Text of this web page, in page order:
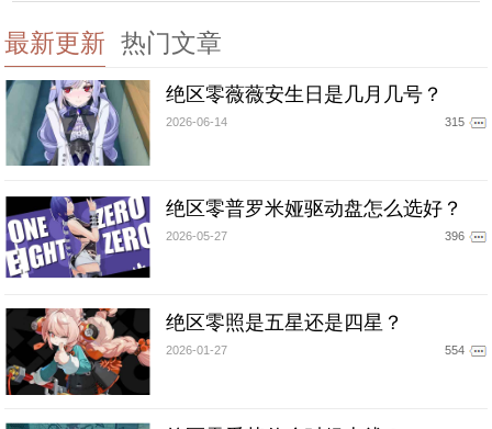
最新更新 热门文章
绝区零薇薇安生日是几月几号？
2026-06-14 315
绝区零普罗米娅驱动盘怎么选好？
2026-05-27 396
绝区零照是五星还是四星？
2026-01-27 554